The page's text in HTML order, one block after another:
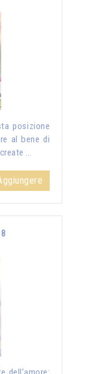
posizione
al bene di
…